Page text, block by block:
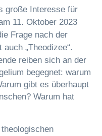
große Interesse für
11. Oktober 2023
Frage nach der
„Theodizee“.
reiben sich an der
begegnet: warum
gibt es überhaupt
Warum hat